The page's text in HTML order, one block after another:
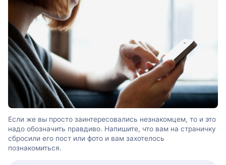
Если же вы просто заинтересовались незнакомцем, то и это
надо обозначить правдиво. Напишите, что вам на страничку
сбросили его пост или фото и вам захотелось
познакомиться.